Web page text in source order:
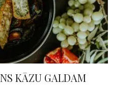
KĀZU GALDAM